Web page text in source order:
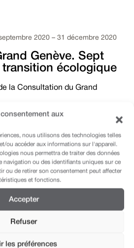
consentement aux
nous utilisons des technologies telles
ou accéder aux informations sur l'appareil.
nous permettra de traiter des données
navigation ou des identifiants uniques sur ce
ou de retirer son consentement peut affecter
et fonctions.
Accepter
Refuser
les préférences
Genève. Sept
écologique
2020 – 31 décembre 2020
la Consultation du Grand
finales de la
septembre 2020 – 31 janvier 2021